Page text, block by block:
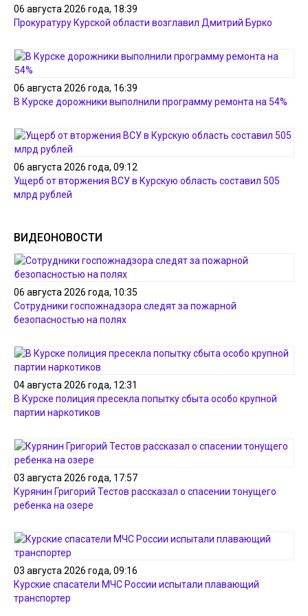
06 августа 2026 года, 18:39
Прокуратуру Курской области возглавил Дмитрий Бурко
06 августа 2026 года, 16:39
В Курске дорожники выполнили программу ремонта на 54%
06 августа 2026 года, 09:12
Ущерб от вторжения ВСУ в Курскую область составил 505
млрд рублей
ВИДЕОНОВОСТИ
06 августа 2026 года, 10:35
Сотрудники госпожнадзора следят за пожарной
безопасностью на полях
04 августа 2026 года, 12:31
В Курске полиция пресекла попытку сбыта особо крупной
партии наркотиков
03 августа 2026 года, 17:57
Курянин Григорий Тестов рассказал о спасении тонущего
ребенка на озере
03 августа 2026 года, 09:16
Курские спасатели МЧС России испытали плавающий
транспортер